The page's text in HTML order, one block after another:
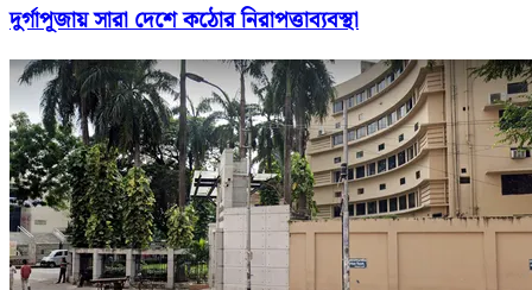
দুর্গাপূজায় সারা দেশে কঠোর নিরাপত্তাব্যবস্থা